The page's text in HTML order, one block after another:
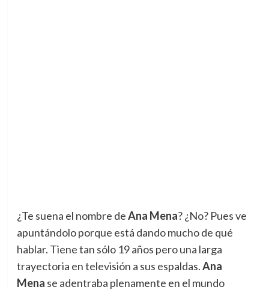
¿Te suena el nombre deAna Mena? ¿No? Pues ve
apuntándolo porque está dando mucho de qué
hablar. Tiene tan sólo 19 años pero una larga
trayectoria en televisión a sus espaldas.Ana
Mena se adentraba plenamente en el mundo